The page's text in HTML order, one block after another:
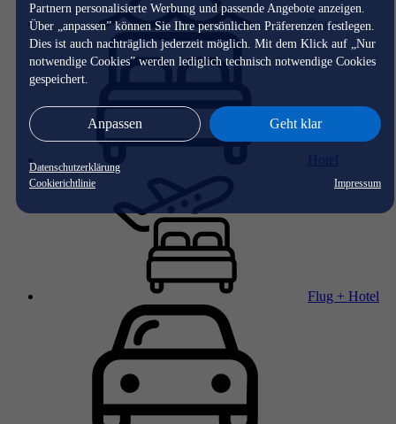
Partnern personalisierte Werbung und passende Angebote anzeigen.
Über „anpassen” können Sie Ihre persönlichen Präferenzen festlegen.
Dies ist auch nachträglich jederzeit möglich. Mit dem Klick auf „Nur
notwendige Cookies” werden lediglich technisch notwendige Cookies
gespeichert.
Anpassen Geht klar
Datenschutzerklärung
Cookierichtlinie
Impressum
Reise
Flug + Hotel